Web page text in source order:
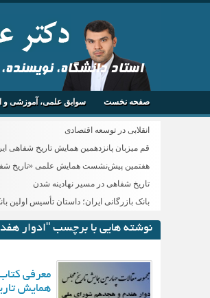
استاد دانشگاه،
صفحه نخست سوابق علمی، آموزشی و
انقلابی در توسعه اقتصادی
قم میزبان پانزدهمین همایش تاریخ شفاهی ایران؛
هفتمین پیش‌نشست همایش علمی «تاریخ
تاریخ شفاهی در مسیر نهادینه شدن
بانک بازرگانی ایران؛ داستان تأسیس اولین
نوشته هایی با برچسب "ادوار
معرفی
همایش